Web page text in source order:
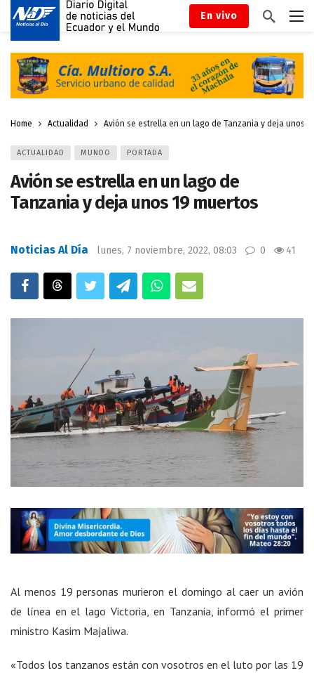
En vivo
Home Actualidad Avión se estrella en un lago de Tanzania y deja unos
ACTUALIDAD MUNDO PORTADA
Avión se estrella en un lago de
Tanzania y deja unos 19 muertos
Noticias Al Día lunes, 7 noviembre, 2022, 08:03 0 41
Al menos 19 personas murieron el domingo al caer un avión
de línea en el lago Victoria, en Tanzania, informó el primer
ministro Kasim Majaliwa.
«Todos los tanzanos están con vosotros en el luto por las 19